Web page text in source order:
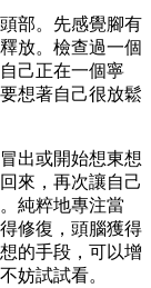
部。先感覺腳有
放。檢查過一個
己正在一個寧
想著自己很放鬆
出或開始想東想
來，再次讓自己
純粹地專注當
修復，頭腦獲得
的手段，可以增
妨試試看。